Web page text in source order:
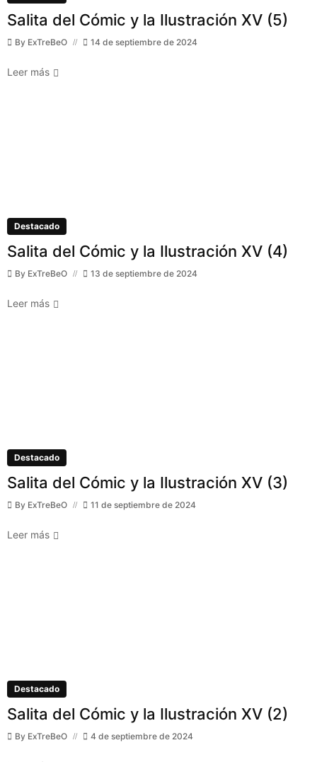
Salita del Cómic y la Ilustración XV (5)
By ExTreBeO 14 de septiembre de 2024
Leer más
Destacado
Salita del Cómic y la Ilustración XV (4)
By ExTreBeO 13 de septiembre de 2024
Leer más
Destacado
Salita del Cómic y la Ilustración XV (3)
By ExTreBeO 11 de septiembre de 2024
Leer más
Destacado
Salita del Cómic y la Ilustración XV (2)
By ExTreBeO 4 de septiembre de 2024